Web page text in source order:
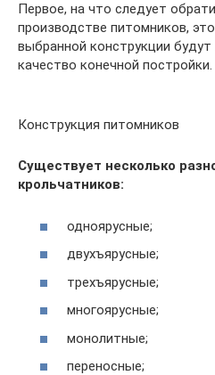
Первое, на что следует
производстве питомников,
выбранной конструкции
качество конечной постройки.
Конструкция питомников
Существует несколько
крольчатников:
одноярусные;
двухъярусные;
трехъярусные;
многоярусные;
монолитные;
переносные;